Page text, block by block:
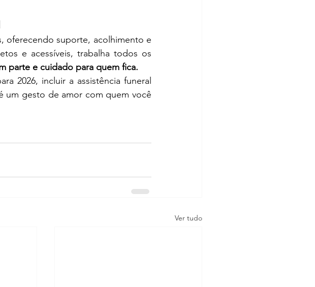
oferecendo suporte, acolhimento e
e acessíveis, trabalha todos os
parte e cuidado para quem fica.
2026, incluir a assistência funeral
um gesto de amor com quem você
Ver tudo